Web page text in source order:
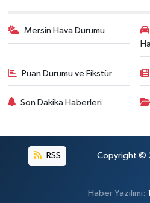
Mersin Hava Durumu
Puan Durumu ve Fikstür
Son Dakika Haberleri
RSS Copyright ©
Haber Yazılımı: